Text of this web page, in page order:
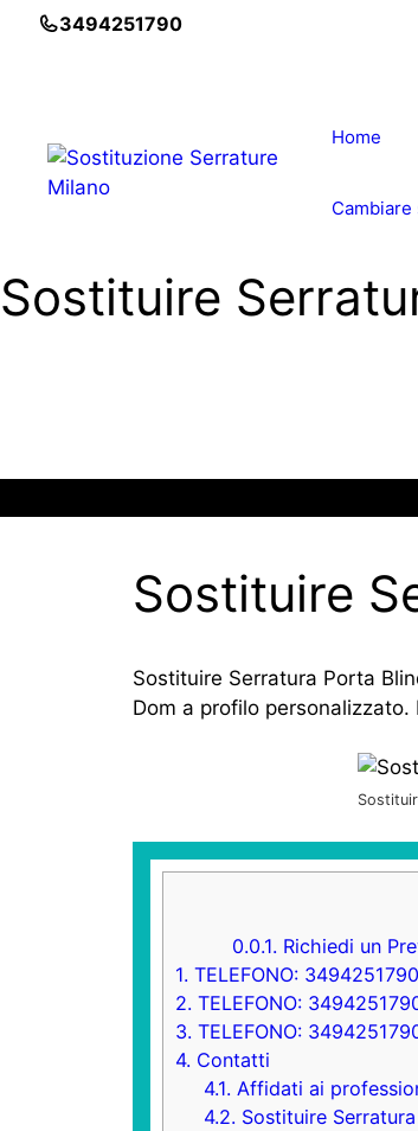
3494251790
Home
Sostituire
Sostituire
Sostituire Serratura Porta
Dom a profilo
0.0.1. Richiedi un
1. TELEFONO: 3494251790
2. TELEFONO:
3. TELEFONO:
4. Contatti
4.1. Affidati ai
4.2. Sostituire